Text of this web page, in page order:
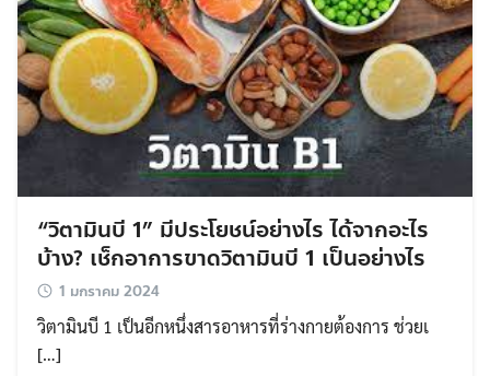
“วิตามินบี 1” มีประโยชน์อย่างไร ได้จากอะไร
บ้าง? เช็กอาการขาดวิตามินบี 1 เป็นอย่างไร
1 มกราคม 2024
วิตามินบี 1 เป็นอีกหนึ่งสารอาหารที่ร่างกายต้องการ ช่วยเ
[…]